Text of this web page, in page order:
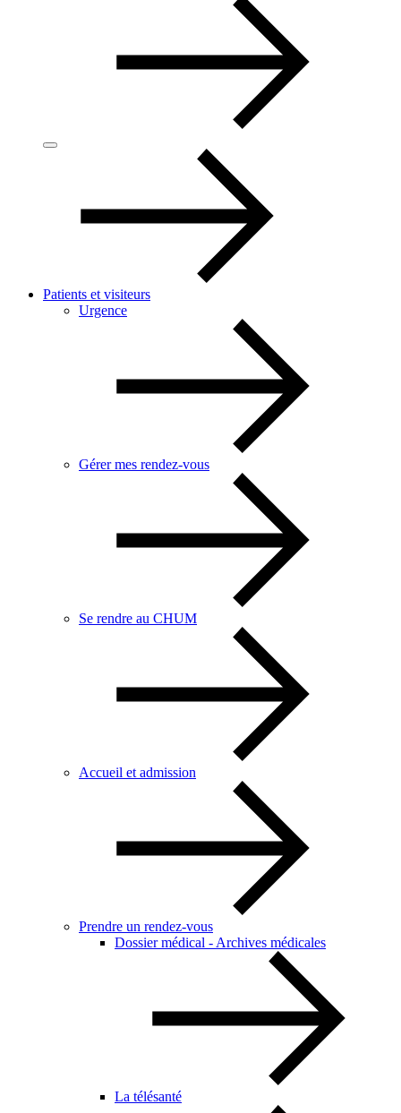
Patients et visiteurs
Urgence
Gérer mes rendez-vous
Se rendre au CHUM
Accueil et admission
Prendre un rendez-vous
Dossier médical - Archives médicales
La télésanté